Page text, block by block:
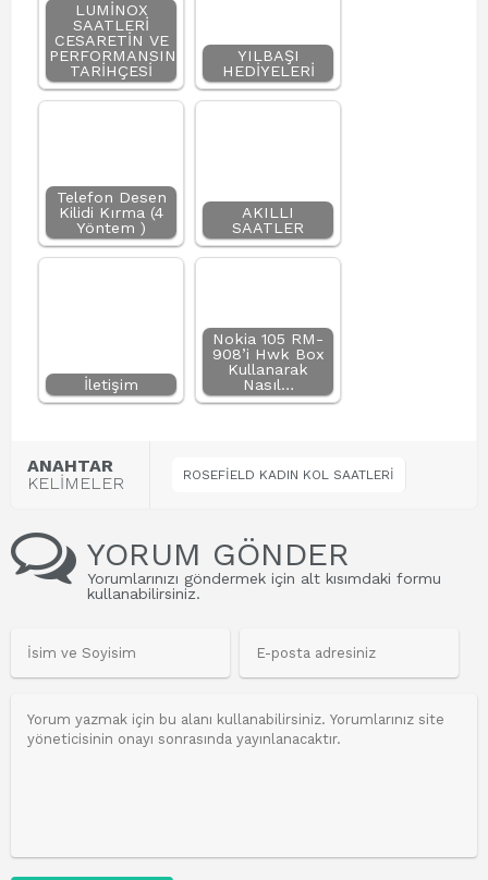
LUMİNOX
SAATLERİ
CESARETİN VE
PERFORMANSIN
TARİHÇESİ
YILBAŞI
HEDİYELERİ
Telefon Desen
Kilidi Kırma (4
Yöntem )
AKILLI
SAATLER
İletişim
Nokia 105 RM-
908’i Hwk Box
Kullanarak
Nasıl…
ANAHTAR
KELİMELER
ROSEFİELD KADIN KOL SAATLERİ
YORUM GÖNDER
Yorumlarınızı göndermek için alt kısımdaki formu
kullanabilirsiniz.